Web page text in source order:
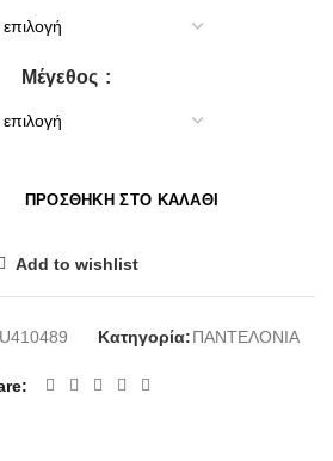
30,00€.
Μέγεθος
ΠΡΟΣΘΉΚΗ ΣΤΟ ΚΑΛΆΘΙ
Add to wishlist
U410489 Κατηγορία:ΠΑΝΤΕΛΟΝΙΑ